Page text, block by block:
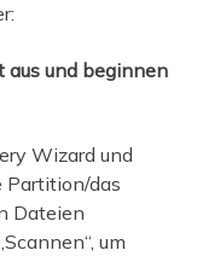
aus und beginnen
Wizard und
Partition/das
Dateien
um